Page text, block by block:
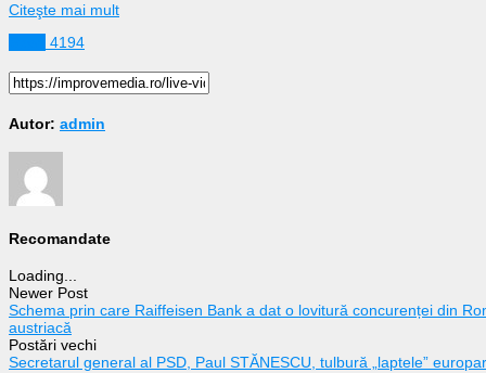
Citeşte mai mult
4194
Autor: admin
Recomandate
Loading...
Newer Post
Schema prin care Raiffeisen Bank a dat o lovitură concurenței din
austriacă
Postări vechi
Secretarul general al PSD, Paul STĂNESCU, tulbură „laptele”